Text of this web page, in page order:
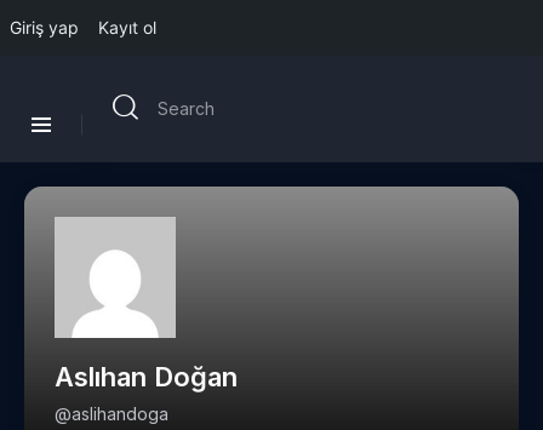
Giriş yap Kayıt ol
Aslıhan Doğan
@aslihandoga